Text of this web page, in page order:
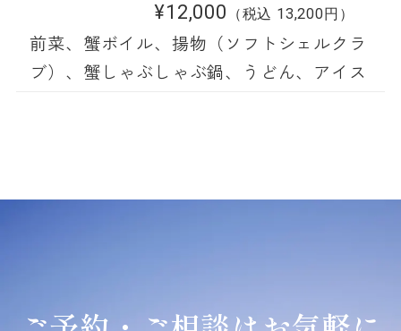
¥12,000 （税込 13,200円）
前菜、蟹ボイル、揚物（ソフトシェルクラ
ブ）、蟹しゃぶしゃぶ鍋、うどん、アイス